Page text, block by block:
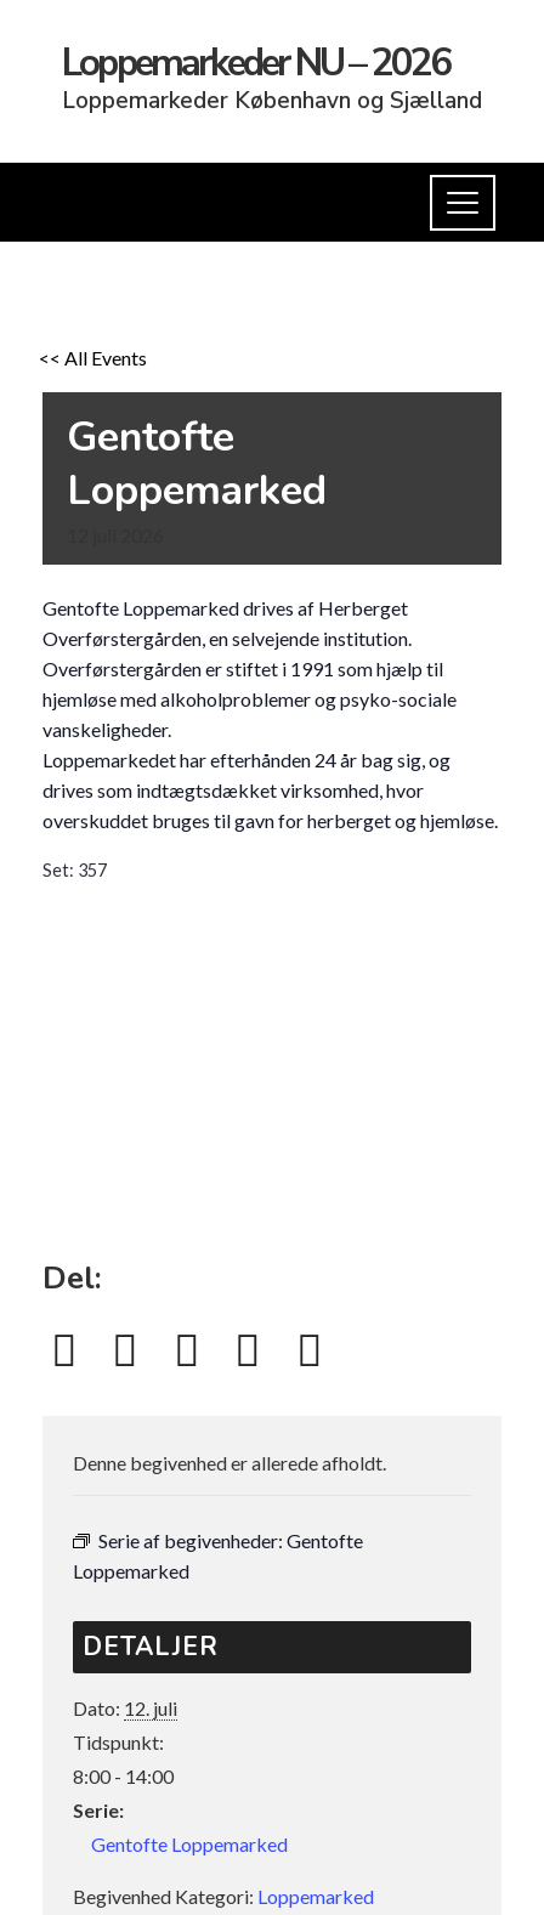
Loppemarkeder NU – 2026
Loppemarkeder København og Sjælland
<< All Events
Gentofte
Loppemarked
Gentofte Loppemarked drives af Herberget
Overførstergården, en selvejende institution.
Overførstergården er stiftet i 1991 som hjælp til
hjemløse med alkoholproblemer og psyko-sociale
vanskeligheder.
Loppemarkedet har efterhånden 24 år bag sig, og
drives som indtægtsdækket virksomhed, hvor
overskuddet bruges til gavn for herberget og hjemløse.
Set: 357
Del:
Denne begivenhed er allerede afholdt.
Serie af begivenheder: Gentofte
Loppemarked
DETALJER
Dato: 12. juli
Tidspunkt:
8:00 - 14:00
Serie:
Gentofte Loppemarked
Begivenhed Kategori: Loppemarked